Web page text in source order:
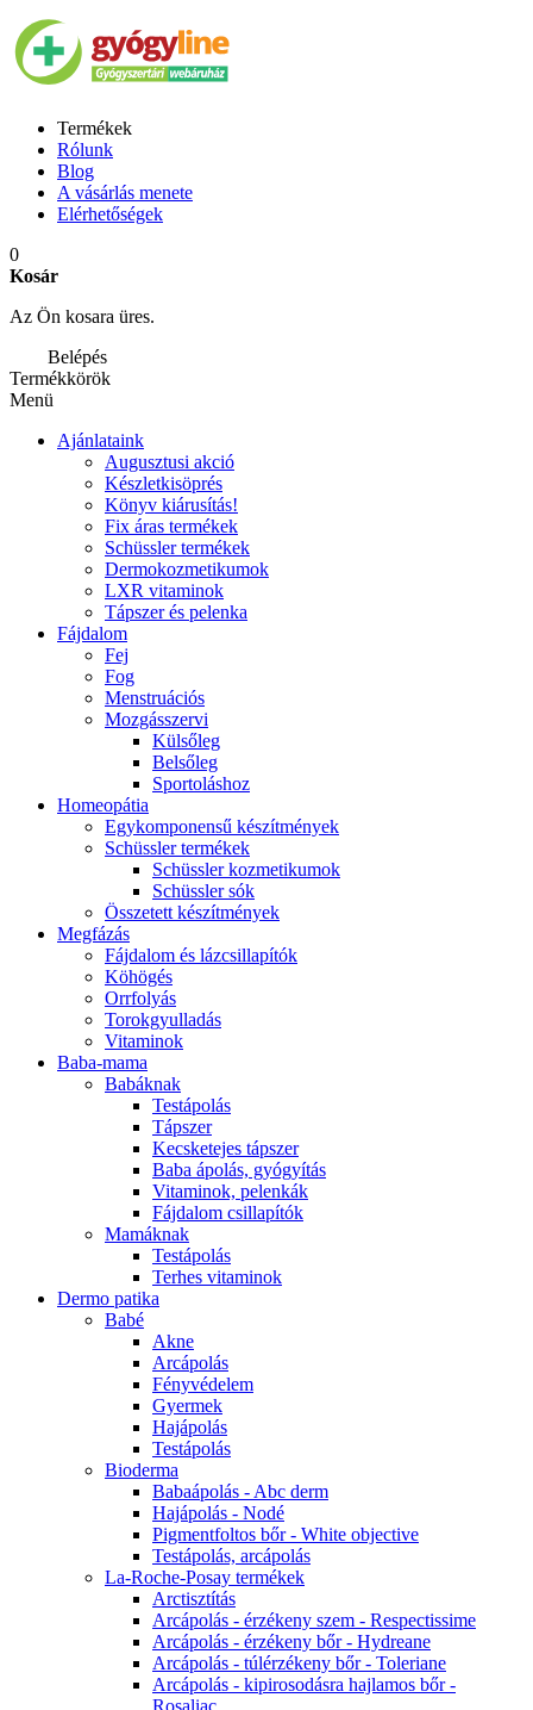
Termékek
Rólunk
Blog
A vásárlás menete
Elérhetőségek
0
Kosár
Az Ön kosara üres.
Belépés
Termékkörök
Menü
Ajánlataink
Augusztusi akció
Készletkisöprés
Könyv kiárusítás!
Fix áras termékek
Schüssler termékek
Dermokozmetikumok
LXR vitaminok
Tápszer és pelenka
Fájdalom
Fej
Fog
Menstruációs
Mozgásszervi
Külsőleg
Belsőleg
Sportoláshoz
Homeopátia
Egykomponensű készítmények
Schüssler termékek
Schüssler kozmetikumok
Schüssler sók
Összetett készítmények
Megfázás
Fájdalom és lázcsillapítók
Köhögés
Orrfolyás
Torokgyulladás
Vitaminok
Baba-mama
Babáknak
Testápolás
Tápszer
Kecsketejes tápszer
Baba ápolás, gyógyítás
Vitaminok, pelenkák
Fájdalom csillapítók
Mamáknak
Testápolás
Terhes vitaminok
Dermo patika
Babé
Akne
Arcápolás
Fényvédelem
Gyermek
Hajápolás
Testápolás
Bioderma
Babaápolás - Abc derm
Hajápolás - Nodé
Pigmentfoltos bőr - White objective
Testápolás, arcápolás
La-Roche-Posay termékek
Arctisztítás
Arcápolás - érzékeny szem - Respectissime
Arcápolás - érzékeny bőr - Hydreane
Arcápolás - túlérzékeny bőr - Toleriane
Arcápolás - kipirosodásra hajlamos bőr -
Rosaliac